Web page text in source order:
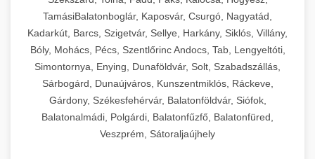
TamásiBalatonboglár, Kaposvár, Csurgó, Nagyatád,
Kadarkút, Barcs, Szigetvár, Sellye, Harkány, Siklós, Villány,
Bóly, Mohács, Pécs, Szentlőrinc Andocs, Tab, Lengyeltóti,
Simontornya, Enying, Dunaföldvár, Solt, Szabadszállás,
Sárbogárd, Dunaújváros, Kunszentmiklós, Ráckeve,
Gárdony, Székesfehérvár, Balatonföldvár, Siófok,
Balatonalmádi, Polgárdi, Balatonfűzfő, Balatonfüred,
Veszprém, Sátoraljaújhely